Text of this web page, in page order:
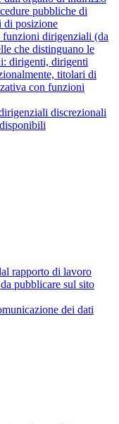
pubbliche di
di posizione
funzioni dirigenziali (da
che distinguano le
dirigenti, dirigenti
titolari di
con funzioni
discrezionali
rapporto di lavoro
pubblicare sul sito
dei dati